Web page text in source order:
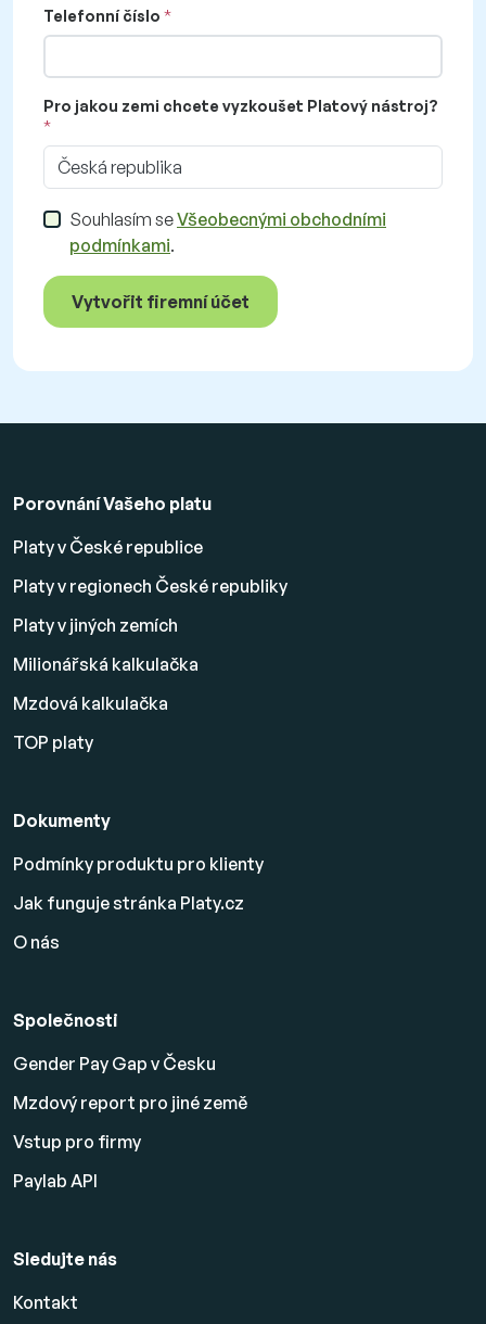
Telefonní číslo
Pro jakou zemi chcete vyzkoušet Platový nástroj?
Česká republika
Souhlasím seVšeobecnými obchodními
podmínkami.
Vytvořit firemní účet
Porovnání Vašeho platu
Platy v České republice
Platy v regionech České republiky
Platy v jiných zemích
Milionářská kalkulačka
Mzdová kalkulačka
TOP platy
Dokumenty
Podmínky produktu pro klienty
Jak funguje stránka Platy.cz
O nás
Společnosti
Gender Pay Gap v Česku
Mzdový report pro jiné země
Vstup pro firmy
Paylab API
Sledujte nás
Kontakt